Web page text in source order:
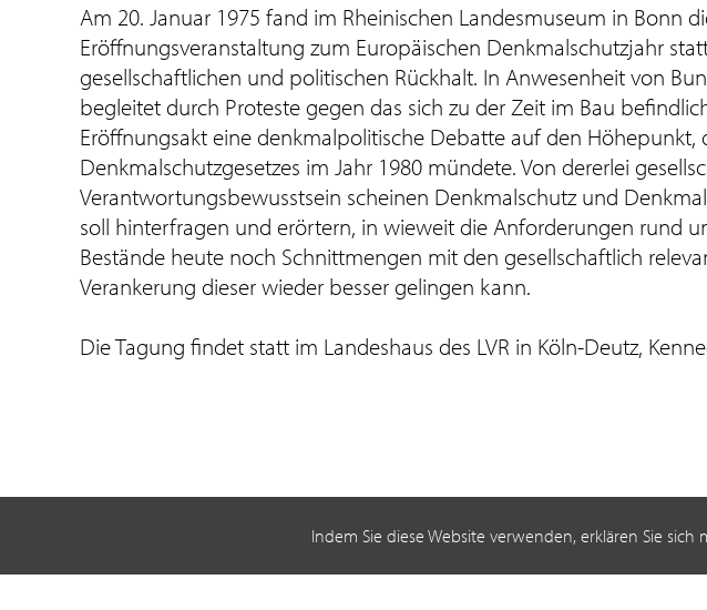
Indem Sie diese Website verwenden, erklären Sie
Am 20. Januar 1975 fand im Rheinischen Landesmuseum in Bonn
Eröffnungsveranstaltung zum Europäischen Denkmalschutzjahr
gesellschaftlichen und politischen Rückhalt. In Anwesenheit von
begleitet durch Proteste gegen das sich zu der Zeit im Bau
Eröffnungsakt eine denkmalpolitische Debatte auf den Höhepunkt,
Denkmalschutzgesetzes im Jahr 1980 mündete. Von dererlei
Verantwortungsbewusstsein scheinen Denkmalschutz und
soll hinterfragen und erörtern, in wieweit die Anforderungen rund
Bestände heute noch Schnittmengen mit den gesellschaftlich
Verankerung dieser wieder besser gelingen kann.
Die Tagung findet statt im Landeshaus des LVR in Köln-Deutz,